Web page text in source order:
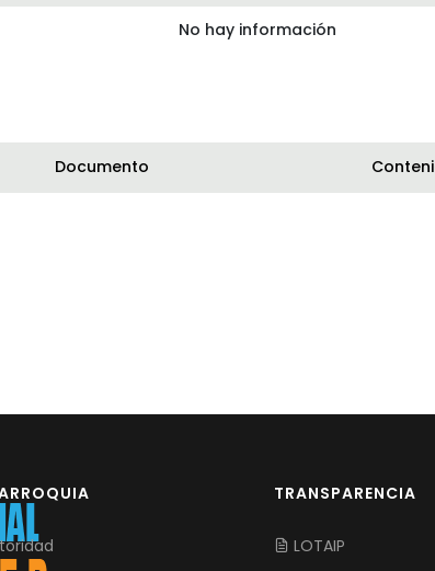
No hay información
Documento
TRANSPARENCIA
LOTAIP